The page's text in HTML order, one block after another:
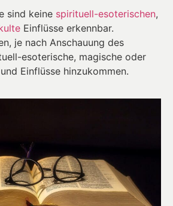
sind keine spirituell-esoterischen,
Einflüsse erkennbar.
je nach Anschauung des
esoterische, magische oder
Einflüsse hinzukommen.